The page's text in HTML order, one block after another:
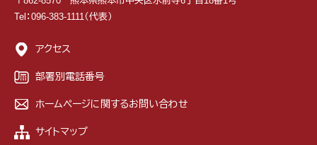
Tel：096-383-1111（代表）
アクセス
部署別電話番号
ホームページに関するお問い合わせ
サイトマップ